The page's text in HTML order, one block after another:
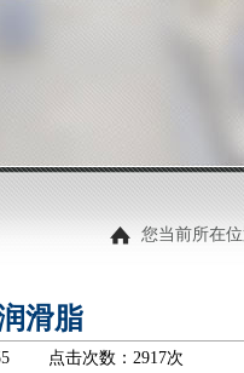
您当前所在位
滑脂
点击次数： 2917次